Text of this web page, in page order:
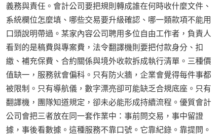
義務與責任。會計公司要把規則轉成誰在何時收什麼文件、
系統欄位怎麼填、哪些交易要升級確認、哪一類款項不能用
口頭說明帶過。某家內容公司聘用多位自由工作者，負責人
看到的是稿費與專案費，法令翻譯機則要把付款身分、扣
繳、補充保費、合約關係與境外收款拆成執行清單。三種價
值缺一，服務就會偏科。只有防火牆，企業會覺得每件事都
被限制。只有導航儀，數字漂亮卻可能缺乏合規底座。只有
翻譯機，團隊知道規定，卻未必能形成持續流程。優質會計
公司會把三者放在同一套作業中：事前問交易，事中留證
據，事後看數據。這種服務不靠口號。它靠紀錄。靠提問。